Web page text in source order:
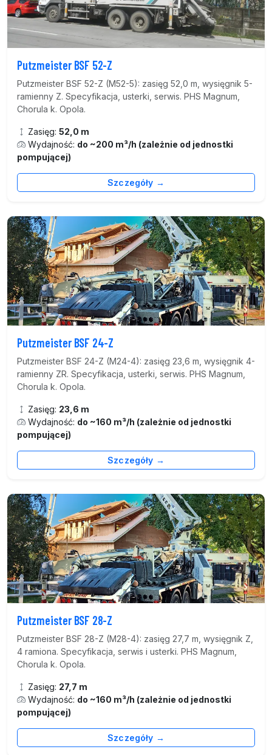
Putzmeister BSF 52-Z
Putzmeister BSF 52-Z (M52-5): zasięg 52,0 m, wysięgnik 5-
ramienny Z. Specyfikacja, usterki, serwis. PHS Magnum,
Chorula k. Opola.
Zasięg: 52,0 m
Wydajność: do ~200 m³/h (zależnie od jednostki
pompującej)
Szczegóły →
Putzmeister BSF 24-Z
Putzmeister BSF 24-Z (M24-4): zasięg 23,6 m, wysięgnik 4-
ramienny ZR. Specyfikacja, usterki, serwis. PHS Magnum,
Chorula k. Opola.
Zasięg: 23,6 m
Wydajność: do ~160 m³/h (zależnie od jednostki
pompującej)
Szczegóły →
Putzmeister BSF 28-Z
Putzmeister BSF 28-Z (M28-4): zasięg 27,7 m, wysięgnik Z,
4 ramiona. Specyfikacja, serwis i usterki. PHS Magnum,
Chorula k. Opola.
Zasięg: 27,7 m
Wydajność: do ~160 m³/h (zależnie od jednostki
pompującej)
Szczegóły →